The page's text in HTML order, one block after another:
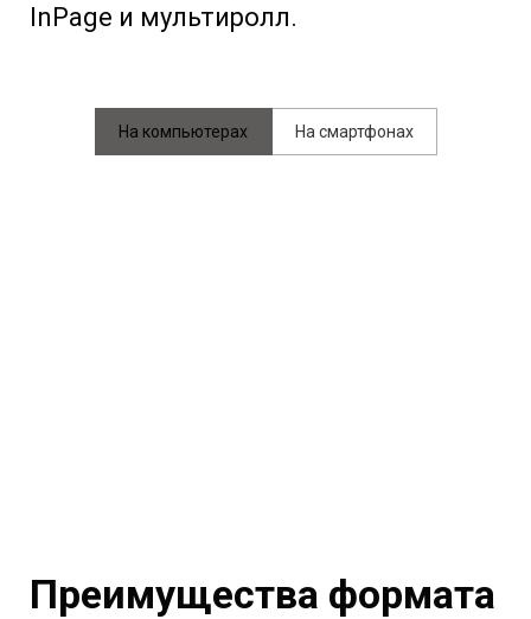
InPage и мультиролл.
На компьютерах На смартфонах
Преимущества формата